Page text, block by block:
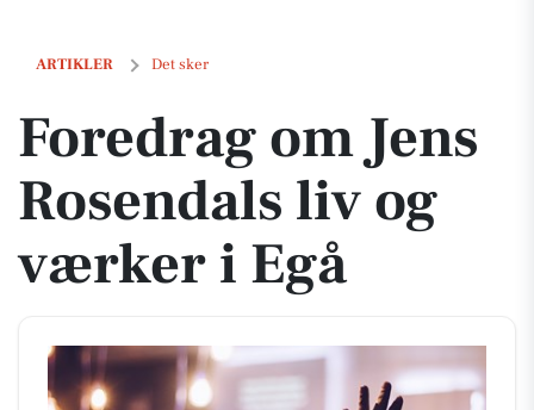
ARTIKLER Det sker
Foredrag om Jens Rosendals liv og værker i Egå
Foredrag om Jens
Rosendals liv og
værker i Egå